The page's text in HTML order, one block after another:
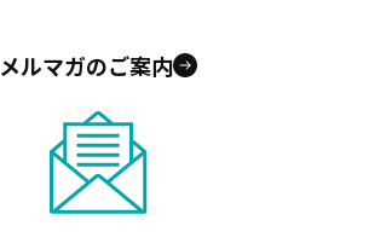
メルマガのご案内